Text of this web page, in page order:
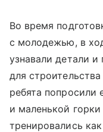
Во время
с молодежью, в
узнавали детали и
для
ребята попросили
и маленькой
тренировались